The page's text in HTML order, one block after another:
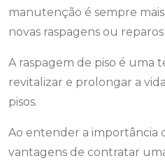
manutenção é sempre
novas raspagens ou
A raspagem de piso é uma
revitalizar e prolongar a
pisos.
Ao entender a importância
vantagens de contratar